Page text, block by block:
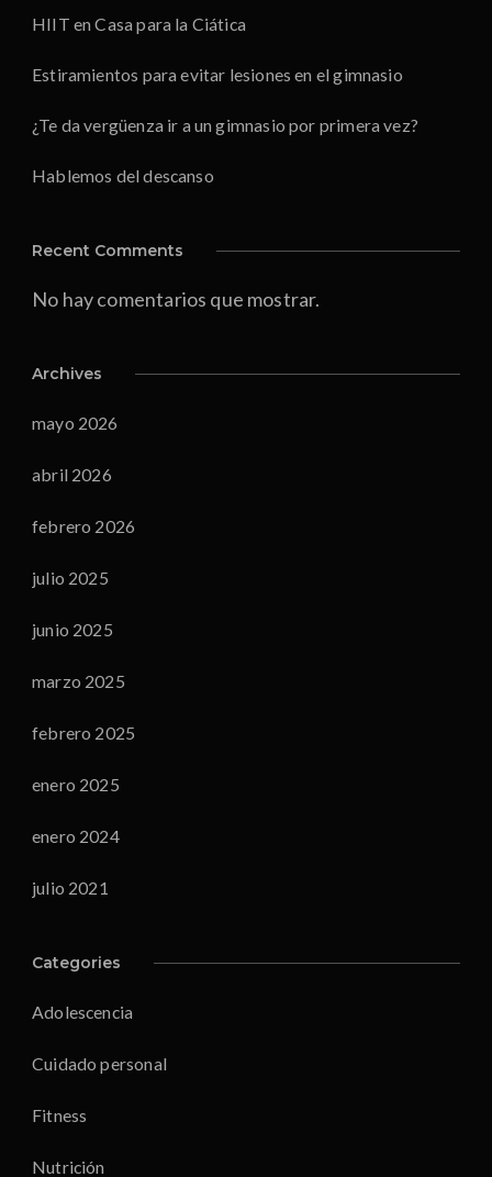
HIIT en Casa para la Ciática
Estiramientos para evitar lesiones en el gimnasio
¿Te da vergüenza ir a un gimnasio por primera vez?
Hablemos del descanso
Recent Comments
No hay comentarios que mostrar.
Archives
mayo 2026
abril 2026
febrero 2026
julio 2025
junio 2025
marzo 2025
febrero 2025
enero 2025
enero 2024
julio 2021
Categories
Adolescencia
Cuidado personal
Fitness
Nutrición